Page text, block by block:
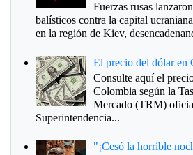
Fuerzas rusas
balísticos contra la capital
en la región de Kiev,
El precio del dólar en
Consulte aquí el
Colombia según la
Mercado (TRM)
Superintendencia...
"¡Cesó la horrible